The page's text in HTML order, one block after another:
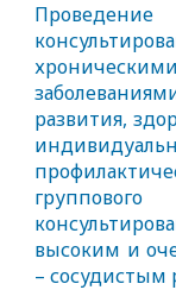
развития,
высоким и
– сосудистым